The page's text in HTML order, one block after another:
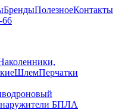
БрендыПолезноеКонтакты
66
ШлемПерчатки
БПЛА